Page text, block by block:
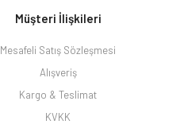
Müşteri İlişkileri
Mesafeli Satış Sözleşmesi
Alışveriş
Kargo & Teslimat
KVKK